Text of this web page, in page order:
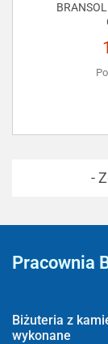
-
Pracownia
Biżuteria z
wykonane